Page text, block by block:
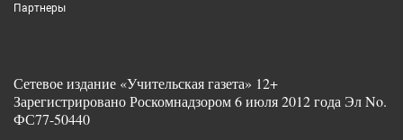
Партнеры
Сетевое издание «Учительская газета» 12+
Зарегистрировано Роскомнадзором 6 июля 2012 года Эл No.
ФС77-50440